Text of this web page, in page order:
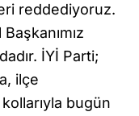
reddediyoruz.
İYİ Parti;
ilçe
bugün